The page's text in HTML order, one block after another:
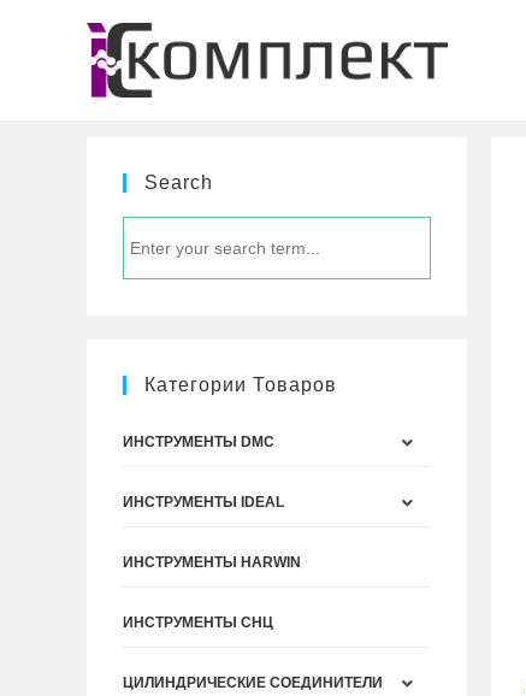
содержимому
Search
Категории Товаров
ИНСТРУМЕНТЫ DMC
ИНСТРУМЕНТЫ IDEAL
ИНСТРУМЕНТЫ HARWIN
ИНСТРУМЕНТЫ СНЦ
ЦИЛИНДРИЧЕСКИЕ СОЕДИНИТЕЛИ